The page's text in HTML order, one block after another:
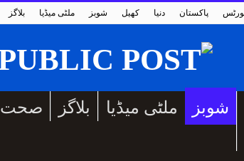
بلاگز ملٹی میڈیا شوبز کھیل دنیا پاکستان
صحت بلاگز ملٹی میڈیا شوبز